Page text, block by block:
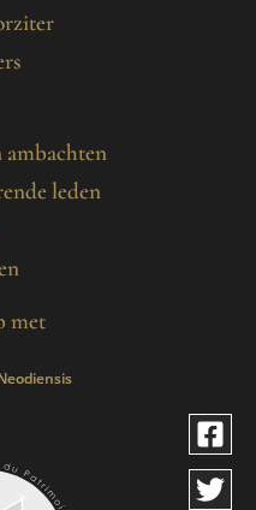
ambachten
leden
met